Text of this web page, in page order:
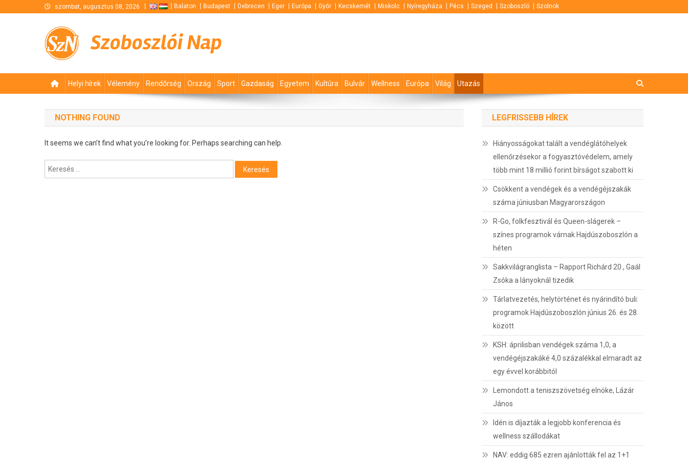
szombat, augusztus 08, 2026 Balaton Budapest Debrecen Eger Európa Győr Kecskemét Miskolc Nyíregyháza Pécs Szeged Szoboszló Szolnok
Szoboszlói Nap
Helyi hírek Vélemény Rendőrség Ország Sport Gazdaság Egyetem Kultúra Bulvár Wellness Európa Világ Utazás
NOTHING FOUND
It seems we can’t find what you’re looking for. Perhaps searching can help.
Keresés:
LEGFRISSEBB HÍREK
Hiányosságokat talált a vendéglátóhelyek
ellenőrzésekor a fogyasztóvédelem, amely
több mint 18 millió forint bírságot szabott ki
Csökkent a vendégek és a vendégéjszakák
száma júniusban Magyarországon
R-Go, folkfesztivál és Queen-slágerek –
színes programok várnak Hajdúszoboszlón a
héten
Sakkvilágranglista – Rapport Richárd 20., Gaál
Zsóka a lányoknál tizedik
Tárlatvezetés, helytörténet és nyárindító buli:
programok Hajdúszoboszlón június 26. és 28.
között
KSH: áprilisban vendégek száma 1,0, a
vendégéjszakáké 4,0 százalékkal elmaradt az
egy évvel korábbitól
Lemondott a teniszszövetség elnöke, Lázár
János
Idén is díjazták a legjobb konferencia és
wellness szállodákat
NAV: eddig 685 ezren ajánlották fel az 1+1